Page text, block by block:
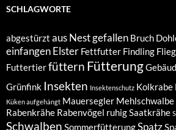
SCHLAGWORTE
abgestürzt aus Nest gefallen Bruch
einfangenElster Fettfutter Findling
Futtertierfüttern Fütterung
Grünfink Insekten Insektenschutz Kolkrabe
Küken aufgehängt Mauersegler Mehlschwalbe
Rabenkrähe Rabenvögel ruhigSaatkrähe
Schwalben SommerfütterungSpatz